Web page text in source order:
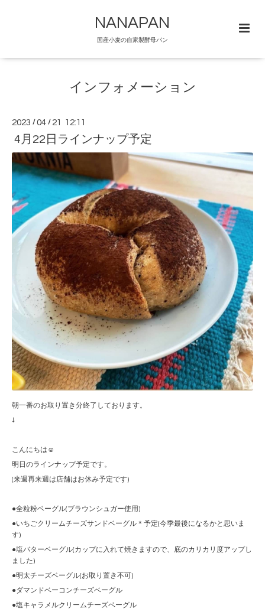
NANAPAN
国産小麦の自家製酵母パン
インフォメーション
2023 /04 / 21 12:11
4月22日ラインナップ予定
朝一番のお取り置き分終了しております。
↓
こんにちは☺︎
明日のラインナップ予定です。
(来週再来週は店舗はお休み予定です)
●全粒粉ベーグル(ブラウンシュガー使用)
●いちごクリームチーズサンドベーグル＊予定(今季最後になるかと思いま
す)
●塩バターベーグル(カップに入れて焼きますので、底のカリカリ度アップし
ました)
●明太チーズベーグル(お取り置き不可)
●ダマンドベーコンチーズベーグル
●塩キャラメルクリームチーズベーグル